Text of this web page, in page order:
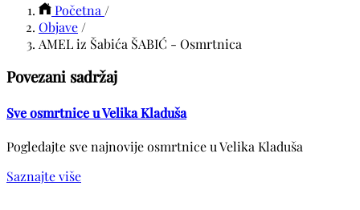
Početna /
Objave /
AMEL iz Šabića ŠABIĆ - Osmrtnica
Povezani sadržaj
Sve osmrtnice u Velika Kladuša
Pogledajte sve najnovije osmrtnice u Velika Kladuša
Saznajte više